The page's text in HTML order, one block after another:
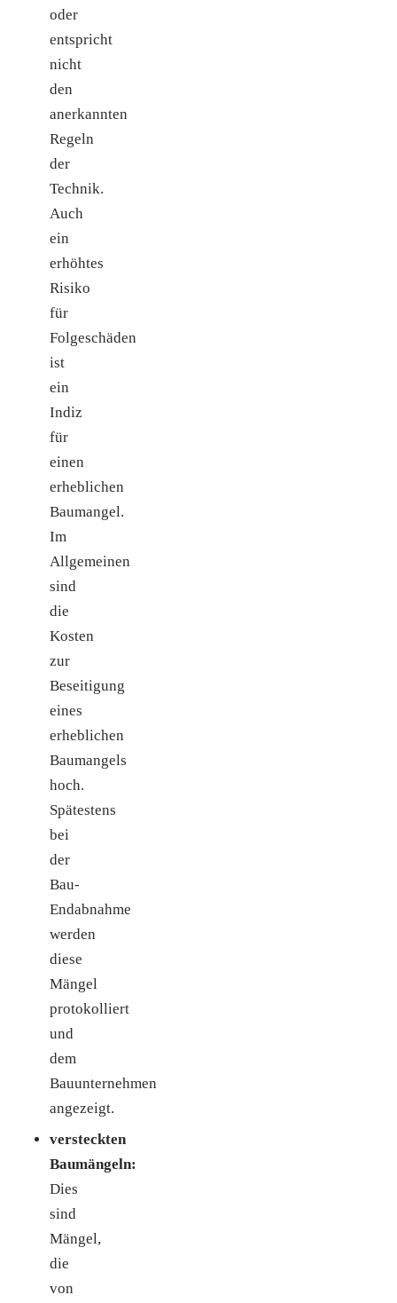
oder
entspricht
nicht
den
anerkannten
Regeln
der
Technik.
Auch
ein
erhöhtes
Risiko
für
Folgeschäden
ist
ein
Indiz
für
einen
erheblichen
Baumangel.
Im
Allgemeinen
sind
die
Kosten
zur
Beseitigung
eines
erheblichen
Baumangels
hoch.
Spätestens
bei
der
Bau-
Endabnahme
werden
diese
Mängel
protokolliert
und
dem
Bauunternehmen
angezeigt.
versteckten
Baumängeln:
Dies
sind
Mängel,
die
von